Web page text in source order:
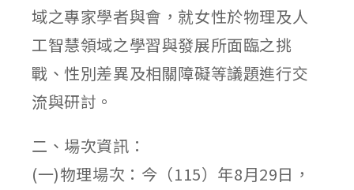
域之專家學者與會，就女性於物理及人
工智慧領域之學習與發展所面臨之挑
戰、性別差異及相關障礙等議題進行交
流與研討。
二、場次資訊：
(一)物理場次：今（115）年8月29日，